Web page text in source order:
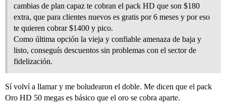
cambias de plan capaz te cobran el pack HD que son $180
extra, que para clientes nuevos es gratis por 6 meses y por eso
te quieren cobrar $1400 y pico.
Como última opción la vieja y confiable amenaza de baja y
listo, conseguís descuentos sin problemas con el sector de
fidelización.
Sí volví a llamar y me boludearon el doble. Me dicen que el pack
Oro HD 50 megas es básico que el oro se cobra aparte.